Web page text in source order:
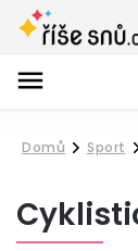
Domů
/
Sport
/